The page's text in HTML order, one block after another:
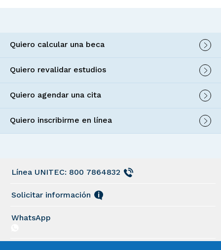
Quiero calcular una beca
Quiero revalidar estudios
Quiero agendar una cita
Quiero inscribirme en línea
Línea UNITEC: 800 7864832
Solicitar información
WhatsApp